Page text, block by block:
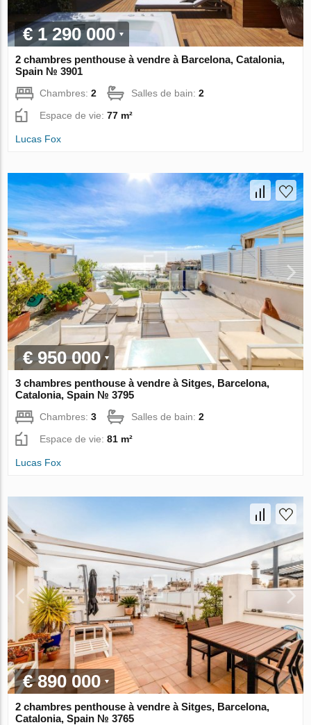
€ 1 290 000
2 chambres penthouse à vendre à Barcelona, Catalonia,
Spain № 3901
Chambres:2 Salles de bain:2
Espace de vie:77 m²
Lucas Fox
€ 950 000
3 chambres penthouse à vendre à Sitges, Barcelona,
Catalonia, Spain № 3795
Chambres:3 Salles de bain:2
Espace de vie:81 m²
Lucas Fox
€ 890 000
2 chambres penthouse à vendre à Sitges, Barcelona,
Catalonia, Spain № 3765